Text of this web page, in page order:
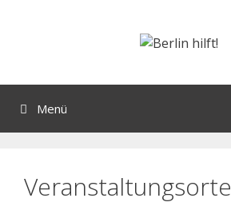
Menü
Veranstaltungsorte